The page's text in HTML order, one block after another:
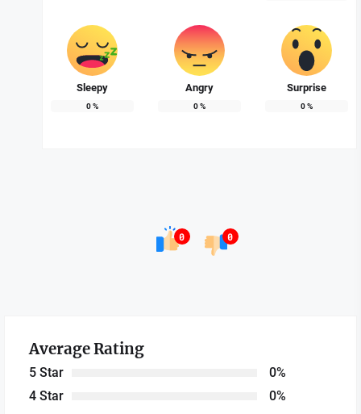
Sleepy
0%
Angry
0%
Surprise
0%
0 0
Average Rating
5 Star
0%
4 Star
0%